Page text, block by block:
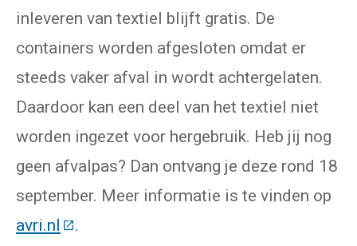
inleveren van textiel blijft gratis. De
containers worden afgesloten omdat er
steeds vaker afval in wordt achtergelaten.
Daardoor kan een deel van het textiel niet
worden ingezet voor hergebruik. Heb jij nog
geen afvalpas? Dan ontvang je deze rond 18
september. Meer informatie is te vinden op
avri.nl (Deze link gaat naar een externe
.